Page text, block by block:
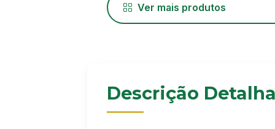
Ver mais produtos
Descrição